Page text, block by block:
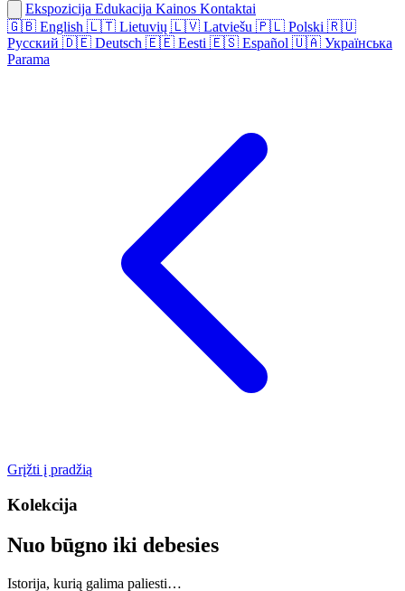
Ekspozicija Edukacija Kainos Kontaktai
🇬🇧 English 🇱🇹 Lietuvių 🇱🇻 Latviešu 🇵🇱 Polski 🇷🇺
Русский 🇩🇪 Deutsch 🇪🇪 Eesti 🇪🇸 Español 🇺🇦 Українська
Parama
Grįžti į pradžią
Kolekcija
Nuo būgno iki debesies
Istorija, kurią galima paliesti…